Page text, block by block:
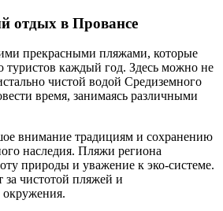
отдых в Провансе
прекрасными пляжами, которые
туристов каждый год. Здесь можно не
чистой водой Средиземного
время, занимаясь различными
внимание традициям и сохранению
наследия. Пляжи региона
природы и уважение к эко-системе.
за чистотой пляжей и
окружения.